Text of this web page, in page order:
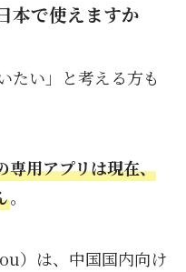
本で使えますか
い」と考える方も
用アプリは現在、
。
）は、中国国内向け